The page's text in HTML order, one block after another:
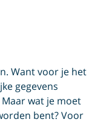
Want voor je het
gegevens
wat je moet
bent? Voor